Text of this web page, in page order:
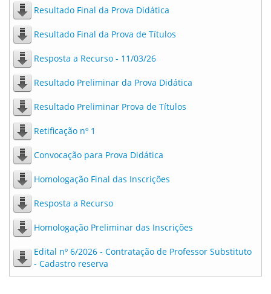
Resultado Final da Prova Didática
Resultado Final da Prova de Títulos
Resposta a Recurso - 11/03/26
Resultado Preliminar da Prova Didática
Resultado Preliminar Prova de Títulos
Retificação nº 1
Convocação para Prova Didática
Homologação Final das Inscrições
Resposta a Recurso
Homologação Preliminar das Inscrições
Edital nº 6/2026 - Contratação de Professor Substituto
- Cadastro reserva